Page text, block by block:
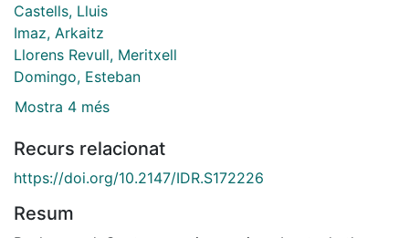
Castells, Lluis
Imaz, Arkaitz
Llorens Revull, Meritxell
Domingo, Esteban
Mostra 4 més
Recurs relacionat
https://doi.org/10.2147/IDR.S172226
Resum